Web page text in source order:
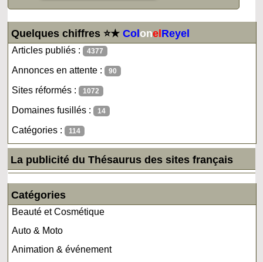
Quelques chiffres ⭐★ColonelReyel
Articles publiés : 4377
Annonces en attente : 90
Sites réformés : 1072
Domaines fusillés : 14
Catégories : 114
La publicité du Thésaurus des sites français
Catégories
Beauté et Cosmétique
Auto & Moto
Animation & événement